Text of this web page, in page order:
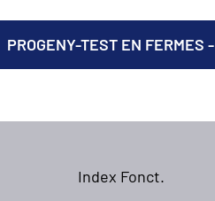
PROGENY-TEST EN FERMES -
Index Fonct.